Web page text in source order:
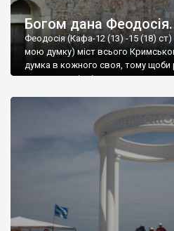
Богом дана
Феодосія (Кафа-12 (13) -15 (18) ст)
мою думку) міст всього
думка в кожного своя, тому щоби
запрошую відвідати це